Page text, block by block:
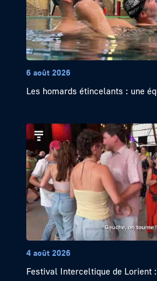
6 août 2026
Les homards étincelants : une
4 août 2026
Festival Interceltique de Lorient